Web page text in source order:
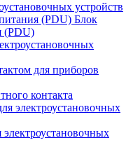
устройств
Блок
(PDU)
для приборов
контакта
электроустановочных